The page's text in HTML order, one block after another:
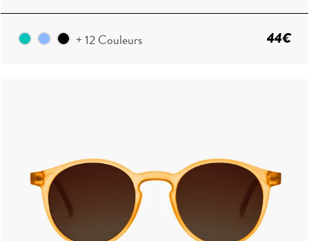
+ 12 Couleurs 44€